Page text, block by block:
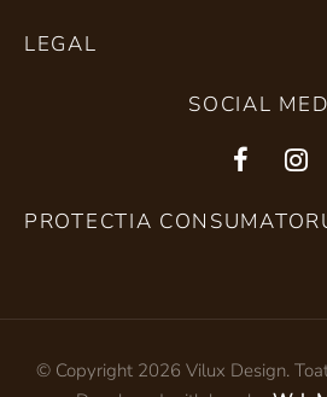
LEGAL
SOCIAL
PROTECTIA
© Copyright 2026 Vilux Design.